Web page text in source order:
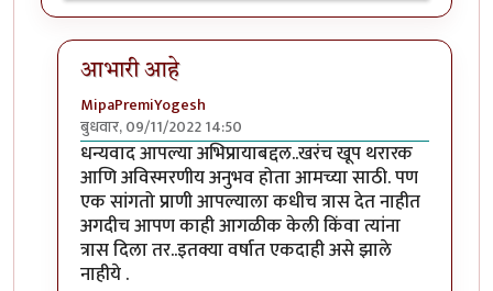
आभारी आहे
MipaPremiYogesh
बुधवार, 09/11/2022 14:50
In reply toअत्यंत थरारक अनुभवbyश्वेता२४
धन्यवाद आपल्या अभिप्रायाबद्दल..खरंच खूप थरारक
आणि अविस्मरणीय अनुभव होता आमच्या साठी. पण
एक सांगतो प्राणी आपल्याला कधीच त्रास देत नाहीत
अगदीच आपण काही आगळीक केली किंवा त्यांना
त्रास दिला तर..इतक्या वर्षात एकदाही असे झाले
नाहीये .